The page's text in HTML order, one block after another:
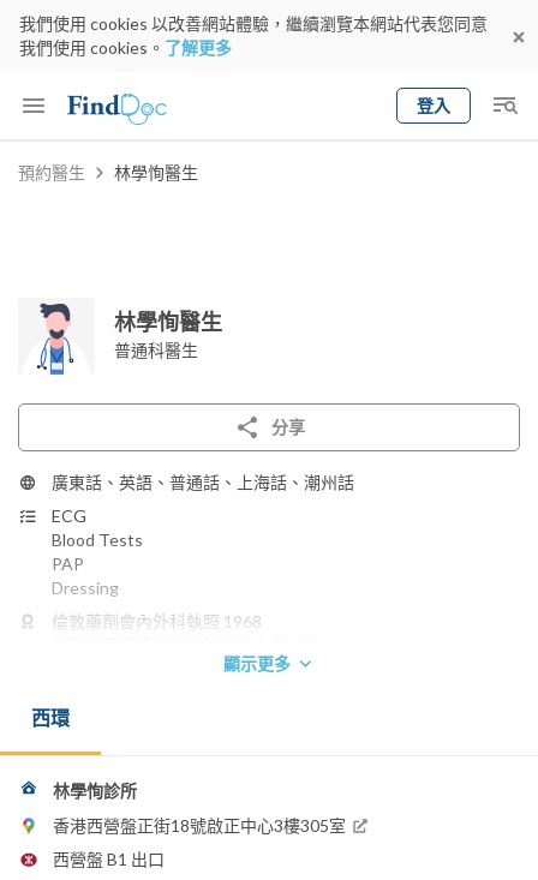
我們使用 cookies 以改善網站體驗，繼續瀏覽本網站代表您同意
我們使用 cookies。 了解更多
登入
Keyword
預約醫生 林學恂醫生
林學恂醫生
普通科醫生
分享
廣東話、英語、普通話、上海話、潮州話
ECG
Blood Tests
PAP
Dressing
倫敦藥劑會內外科執照 1968
顯示更多
西環
林學恂診所
香港西營盤正街18號啟正中心3樓305室
西營盤 B1 出口